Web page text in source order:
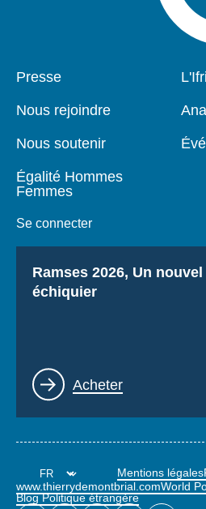
Pied
Presse
Nous rejoindre
Nous soutenir
Égalité Hommes
Femmes
Se connecter
L'Ifri
Titre
Ramses 2026, Un nouvel
échiquier
Lien
Acheter
Mentions légales
www.thierrydemontbrial.comWorld
Blog Politique étrangère